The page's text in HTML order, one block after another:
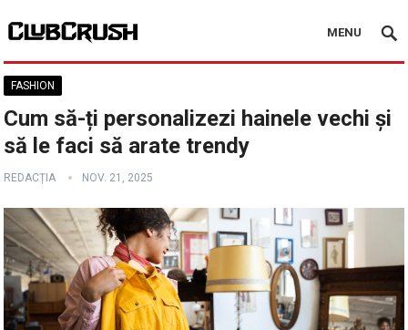
MENU
FASHION
Cum să-ți personalizezi hainele vechi și
să le faci să arate trendy
REDACȚIA NOV. 21, 2025